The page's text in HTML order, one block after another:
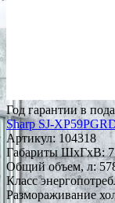
Год гарантии в
Sharp SJ-
Артикул:104318
Габариты ШxГxВ:
Общий объем, л:
Класс
Размораживание